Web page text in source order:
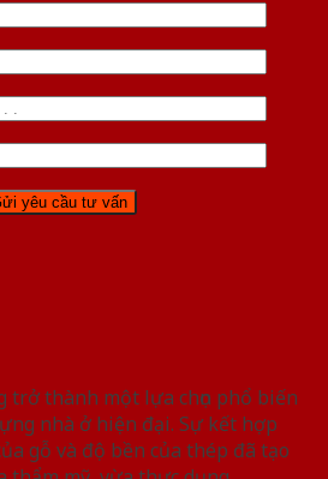
trở thành một lựa chọn phổ biến
nhà ở hiện đại. Sự kết hợp
gỗ và độ bền của thép đã tạo